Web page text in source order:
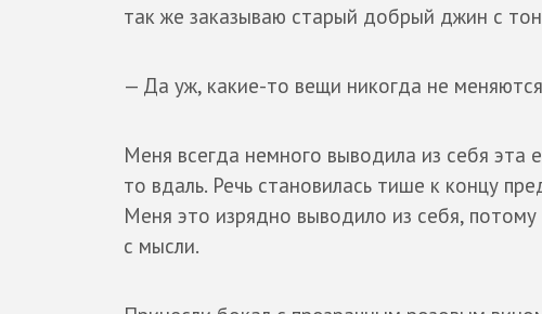
так же заказываю старый добрый джин с
— Да уж, какие-то вещи никогда не
Меня всегда немного выводила из себя эта
то вдаль. Речь становилась тише к концу
Меня это изрядно выводило из себя, потому
с мысли.